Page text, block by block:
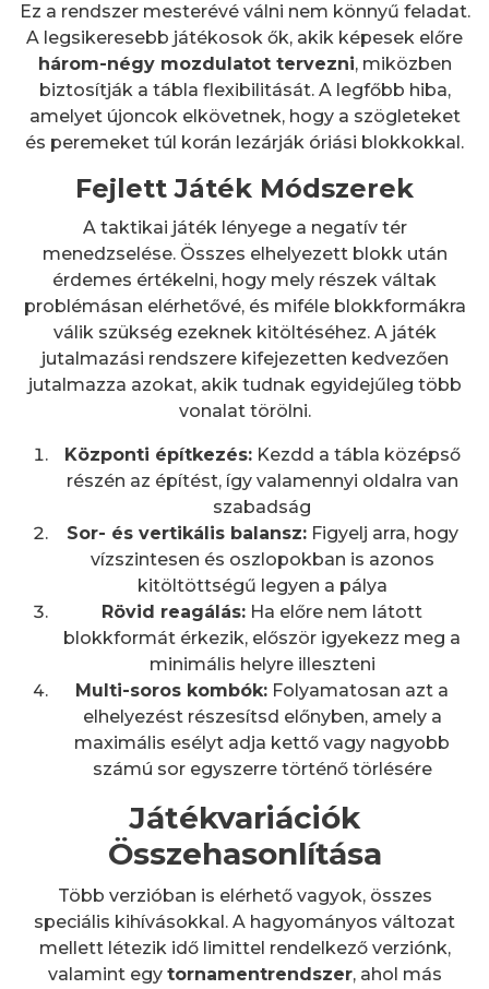
Ez a rendszer mesterévé válni nem könnyű feladat.
A legsikeresebb játékosok ők, akik képesek előre
három-négy mozdulatot tervezni, miközben
biztosítják a tábla flexibilitását. A legfőbb hiba,
amelyet újoncok elkövetnek, hogy a szögleteket
és peremeket túl korán lezárják óriási blokkokkal.
Fejlett Játék Módszerek
A taktikai játék lényege a negatív tér
menedzselése. Összes elhelyezett blokk után
érdemes értékelni, hogy mely részek váltak
problémásan elérhetővé, és miféle blokkformákra
válik szükség ezeknek kitöltéséhez. A játék
jutalmazási rendszere kifejezetten kedvezően
jutalmazza azokat, akik tudnak egyidejűleg több
vonalat törölni.
Központi építkezés:Kezdd a tábla középső
részén az építést, így valamennyi oldalra van
szabadság
Sor- és vertikális balansz:Figyelj arra, hogy
vízszintesen és oszlopokban is azonos
kitöltöttségű legyen a pálya
Rövid reagálás: Ha előre nem látott
blokkformát érkezik, először igyekezz meg a
minimális helyre illeszteni
Multi-soros kombók: Folyamatosan azt a
elhelyezést részesítsd előnyben, amely a
maximális esélyt adja kettő vagy nagyobb
számú sor egyszerre történő törlésére
Játékvariációk
Összehasonlítása
Több verzióban is elérhető vagyok, összes
speciális kihívásokkal. A hagyományos változat
mellett létezik idő limittel rendelkező verziónk,
valamint egy tornamentrendszer, ahol más